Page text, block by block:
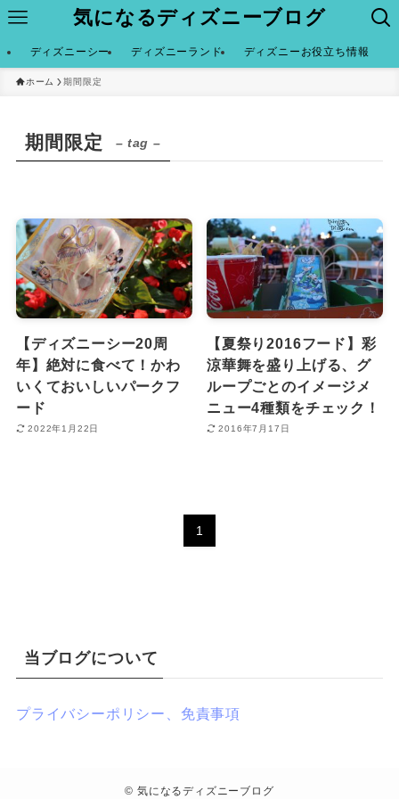
気になるディズニーブログ
ディズニーシー ディズニーランド ディズニーお役立ち情報
ホーム 期間限定
期間限定 – tag –
【ディズニーシー20周
年】絶対に食べて！かわ
いくておいしいパークフ
ード
2022年1月22日
【夏祭り2016フード】彩
涼華舞を盛り上げる、グ
ループごとのイメージメ
ニュー4種類をチェック！
2016年7月17日
1
当ブログについて
プライバシーポリシー、免責事項
© 気になるディズニーブログ